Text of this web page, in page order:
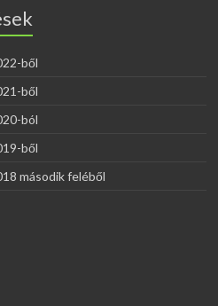
ből
ből
ból
ből
második feléből